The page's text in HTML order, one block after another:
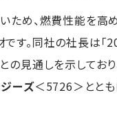
ため、燃費性能を高
す。同社の社長は「
の見通しを示してお
ーズ＜5726＞とと